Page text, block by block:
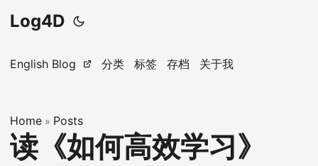
Log4D
English Blog 分类 标签 存档 关于我
Home » Posts
读《如何高效学习》